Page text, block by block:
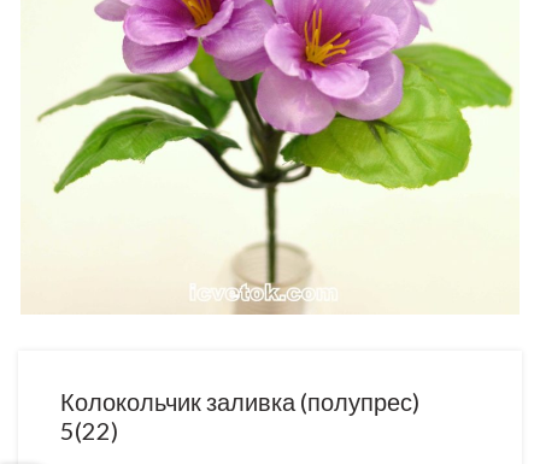
Колокольчик заливка (полупрес)
5(22)